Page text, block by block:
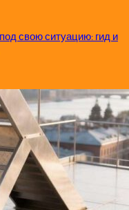
свою ситуацию: гид и